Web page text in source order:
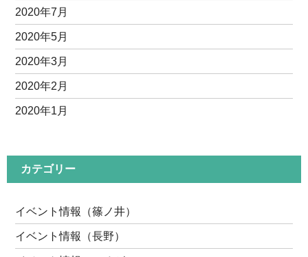
2020年7月
2020年5月
2020年3月
2020年2月
2020年1月
カテゴリー
イベント情報（篠ノ井）
イベント情報（長野）